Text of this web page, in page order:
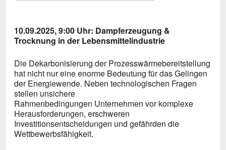
10.09.2025, 9:00 Uhr: Dampferzeugung &
Trocknung in der Lebensmittelindustrie
Die Dekarbonisierung der Prozesswärmebereitstellung
hat nicht nur eine enorme Bedeutung für das Gelingen
der Energiewende. Neben technologischen Fragen
stellen unsichere
Rahmenbedingungen Unternehmen vor komplexe
Herausforderungen, erschweren
Investitionsentscheidungen und gefährden die
Wettbewerbsfähigkeit.